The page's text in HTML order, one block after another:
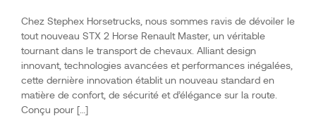
Chez Stephex Horsetrucks, nous sommes ravis de dévoiler le
tout nouveau STX 2 Horse Renault Master, un véritable
tournant dans le transport de chevaux. Alliant design
innovant, technologies avancées et performances inégalées,
cette dernière innovation établit un nouveau standard en
matière de confort, de sécurité et d’élégance sur la route.
Conçu pour […]